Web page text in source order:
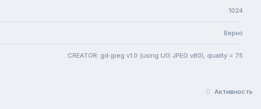
1024
Верно
CREATOR: gd-jpeg v1.0 (using IJG JPEG v80), quality = 75
Активность